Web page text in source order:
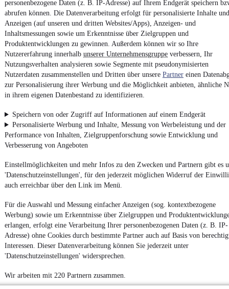
personenbezogene Daten (z. B. IP-Adresse) auf Ihrem Endgerät speichern
abrufen können. Die Datenverarbeitung erfolgt für personalisierte Inhalte und
Anzeigen (auf unseren und dritten Websites/Apps), Anzeigen- und
Inhaltsmessungen sowie um Erkenntnisse über Zielgruppen und
Produktentwicklungen zu gewinnen. Außerdem können wir so Ihre
Nutzererfahrung innerhalb unserer Unternehmensgruppe verbessern, Ihr
Nutzungsverhalten analysieren sowie Segmente mit pseudonymisierten
Nutzerdaten zusammenstellen und Dritten über unsere Partner einen
zur Personalisierung ihrer Werbung und die Möglichkeit anbieten, ähnliche
in ihrem eigenen Datenbestand zu identifizieren.
Speichern von oder Zugriff auf Informationen auf einem Endgerät
Personalisierte Werbung und Inhalte, Messung von Werbeleistung und der
Performance von Inhalten, Zielgruppenforschung sowie Entwicklung und
Verbesserung von Angeboten
Einstellmöglichkeiten und mehr Infos zu den Zwecken und Partnern gibt es
'Datenschutzeinstellungen', für den jederzeit möglichen Widerruf der
auch erreichbar über den Link im Menü.
Für die Auswahl und Messung einfacher Anzeigen (sog. kontextbezogene
Werbung) sowie um Erkenntnisse über Zielgruppen und
erlangen, erfolgt eine Verarbeitung Ihrer personenbezogenen Daten (z. B. IP-
Adresse) ohne Cookies durch bestimmte Partner auch auf Basis von
Interessen. Dieser Datenverarbeitung können Sie jederzeit unter
'Datenschutzeinstellungen' widersprechen.
Wir arbeiten mit 220 Partnern zusammen.
4.6 Sterne
Nutze mobile.de schnell und einfach
App installieren
Impressum
Vertrag widerrufen
Datenschutz
Datenschutzeinstellungen
Erklärung zur Barrierefreiheit
Report Security Vulnerability (English)
Powered by
EntdeckeKleinwagen,SUVundWohnmobile und mehr bei
mobile.de